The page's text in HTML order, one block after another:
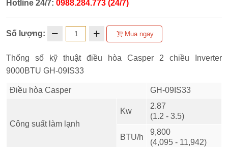
Hotline 24/7: 0988.284.773 (24/7)
Số lượng: Mua ngay
Thống số kỹ thuật điều hòa Casper 2 chiều Inverter
9000BTU GH-09IS33
Điều hòa Casper GH-09IS33
Công suất làm lạnh
Kw
2.87
(1.2 - 3.5)
BTU/h
9,800
(4,095 - 11,942)